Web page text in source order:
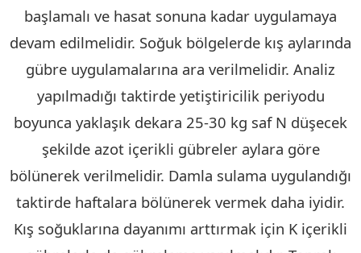
başlamalı ve hasat sonuna kadar uygulamaya
devam edilmelidir. Soğuk bölgelerde kış aylarında
gübre uygulamalarına ara verilmelidir. Analiz
yapılmadığı taktirde yetiştiricilik periyodu
boyunca yaklaşık dekara 25-30 kg saf N düşecek
şekilde azot içerikli gübreler aylara göre
bölünerek verilmelidir. Damla sulama uygulandığı
taktirde haftalara bölünerek vermek daha iyidir.
Kış soğuklarına dayanımı arttırmak için K içerikli